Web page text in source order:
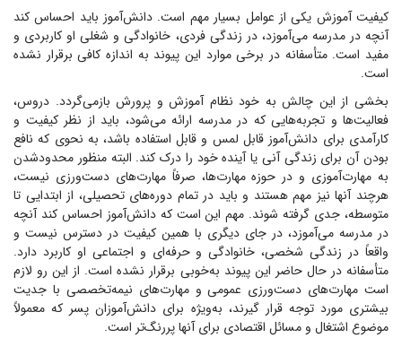
کیفیت آموزش یکی از عوامل بسیار مهم است. دانش‌آموز باید احساس کند
آنچه در مدرسه می‌آموزد، در زندگی فردی، خانوادگی و شغلی او کاربردی و
مفید است. متأسفانه در برخی موارد این پیوند به اندازه کافی برقرار نشده
است.
بخشی از این چالش به خود نظام آموزش و پرورش بازمی‌گردد. دروس،
فعالیت‌ها و تجربه‌هایی که در مدرسه ارائه می‌شود، باید از نظر کیفیت و
کارآمدی برای دانش‌آموز قابل لمس و قابل استفاده باشد، به نحوی که نافع
بودن آن برای زندگی آنی یا آینده خود را درک کند. البته منظور محدود‌شدن
به مهارت‌آموزی و در حوزه مهارت‌ها، صرفاً مهارت‌های دست‌ورزی نیست،
هرچند آنها نیز مهم هستند و باید در تمام دوره‌های تحصیلی، از ابتدایی تا
متوسطه، جدی گرفته شوند. مهم این است که دانش‌آموز احساس کند آنچه
در مدرسه می‌آموزد، در جای دیگری با همین کیفیت در دسترس نیست و
واقعاً در زندگی شخصی، خانوادگی و حرفه‌ای و اجتماعی او کاربرد دارد.
متأسفانه در حال حاضر این پیوند به‌خوبی برقرار نشده است. از این رو لازم
است مهارت‌های دست‌ورزی عمومی و مهارت‌های نیمه‌تخصصی با جدیت
بیشتری مورد توجه قرار گیرند، به‌ویژه برای دانش‌آموزان پسر که معمولاً
موضوع اشتغال و مسائل اقتصادی برای آنها پررنگ‌تر است.